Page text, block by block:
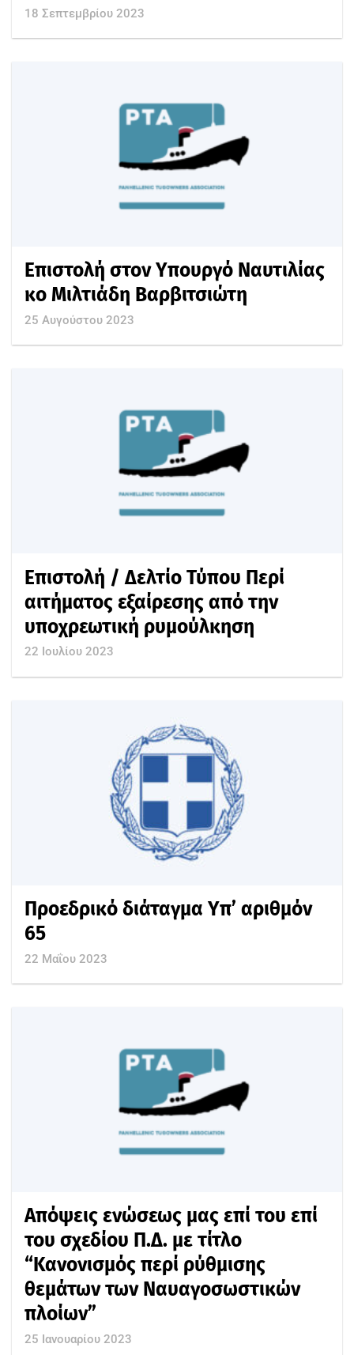
18 Σεπτεμβρίου 2023
Επιστολή στον Υπουργό Ναυτιλίας
κο Μιλτιάδη Βαρβιτσιώτη
25 Αυγούστου 2023
Επιστολή / Δελτίο Τύπου Περί
αιτήματος εξαίρεσης από την
υποχρεωτική ρυμούλκηση
22 Ιουλίου 2023
Προεδρικό διάταγμα Υπ’ αριθμόν
65
22 Μαΐου 2023
Απόψεις ενώσεως μας επί του επί
του σχεδίου Π.Δ. με τίτλο
“Κανονισμός περί ρύθμισης
θεμάτων των Ναυαγοσωστικών
πλοίων”
25 Ιανουαρίου 2023